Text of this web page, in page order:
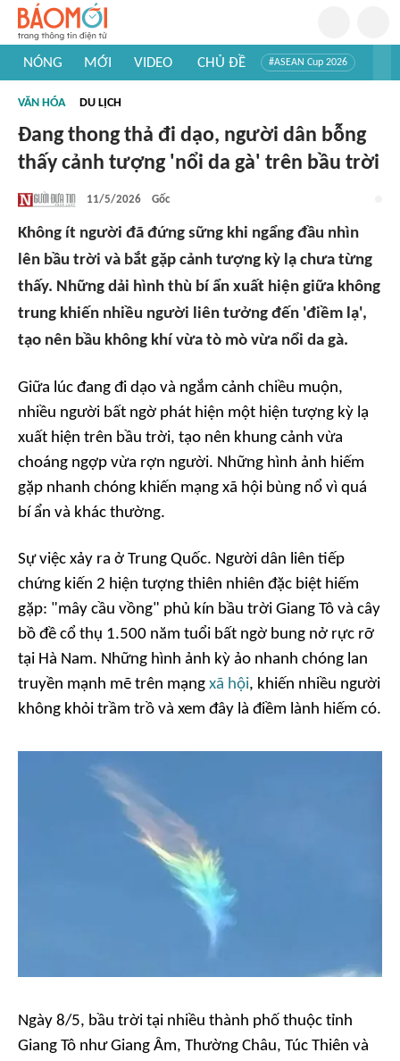
NÓNG MỚI VIDEO CHỦ ĐỀ #ASEAN Cup 2026
#Khám phá thế giới
VĂN HÓA DU LỊCH
Đang thong thả đi dạo, người dân bỗng
thấy cảnh tượng 'nổi da gà' trên bầu trời
11/5/2026 Gốc
Không ít người đã đứng sững khi ngẩng đầu nhìn
lên bầu trời và bắt gặp cảnh tượng kỳ lạ chưa từng
thấy. Những dải hình thù bí ẩn xuất hiện giữa không
trung khiến nhiều người liên tưởng đến 'điềm lạ',
tạo nên bầu không khí vừa tò mò vừa nổi da gà.
Giữa lúc đang đi dạo và ngắm cảnh chiều muộn,
nhiều người bất ngờ phát hiện một hiện tượng kỳ lạ
xuất hiện trên bầu trời, tạo nên khung cảnh vừa
choáng ngợp vừa rợn người. Những hình ảnh hiếm
gặp nhanh chóng khiến mạng xã hội bùng nổ vì quá
bí ẩn và khác thường.
Sự việc xảy ra ở Trung Quốc. Người dân liên tiếp
chứng kiến 2 hiện tượng thiên nhiên đặc biệt hiếm
gặp: "mây cầu vồng" phủ kín bầu trời Giang Tô và cây
bồ đề cổ thụ 1.500 năm tuổi bất ngờ bung nở rực rỡ
tại Hà Nam. Những hình ảnh kỳ ảo nhanh chóng lan
truyền mạnh mẽ trên mạng xã hội, khiến nhiều người
không khỏi trầm trồ và xem đây là điềm lành hiếm có.
Ngày 8/5, bầu trời tại nhiều thành phố thuộc tỉnh
Giang Tô như Giang Âm, Thường Châu, Túc Thiên và